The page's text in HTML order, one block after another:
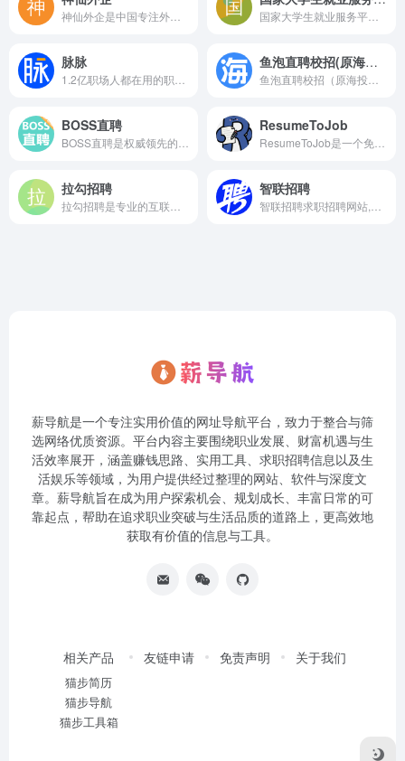
脉脉 鱼泡直聘校招(原海投网)
BOSS直聘 ResumeToJob
拉勾招聘 智联招聘
薪导航是一个专注实用价值的网址导航平台，致力于整合与筛
选网络优质资源。平台内容主要围绕职业发展、财富机遇与生
活效率展开，涵盖赚钱思路、实用工具、求职招聘信息以及生
活娱乐等领域，为用户提供经过整理的网站、软件与深度文
章。薪导航旨在成为用户探索机会、规划成长、丰富日常的可
靠起点，帮助在追求职业突破与生活品质的道路上，更高效地
获取有价值的信息与工具。
相关产品
猫步简历
猫步导航
猫步工具箱
友链申请 免责声明 关于我们